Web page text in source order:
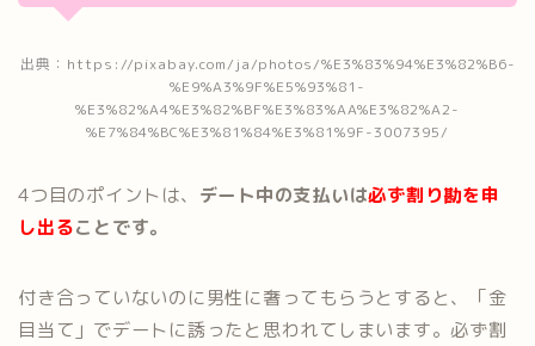
出典：https://pixabay.com/ja/photos/%E3%83%94%E3%82%B6-
%E9%A3%9F%E5%93%81-
%E3%82%A4%E3%82%BF%E3%83%AA%E3%82%A2-
%E7%84%BC%E3%81%84%E3%81%9F-3007395/
4つ目のポイントは、 デート中の支払いは必ず割り勘を申
し出ることです。
付き合っていないのに男性に奢ってもらうとすると、「金
目当て」でデートに誘ったと思われてしまいます。必ず割